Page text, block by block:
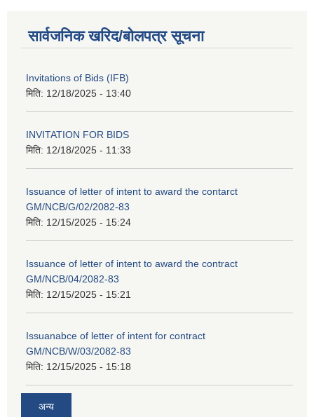
सार्वजनिक खरिद/बोलपत्र सूचना
Invitations of Bids (IFB)
मिति: 12/18/2025 - 13:40
INVITATION FOR BIDS
मिति: 12/18/2025 - 11:33
Issuance of letter of intent to award the contarct
GM/NCB/G/02/2082-83
मिति: 12/15/2025 - 15:24
Issuance of letter of intent to award the contract
GM/NCB/04/2082-83
मिति: 12/15/2025 - 15:21
Issuanabce of letter of intent for contract
GM/NCB/W/03/2082-83
मिति: 12/15/2025 - 15:18
अन्य